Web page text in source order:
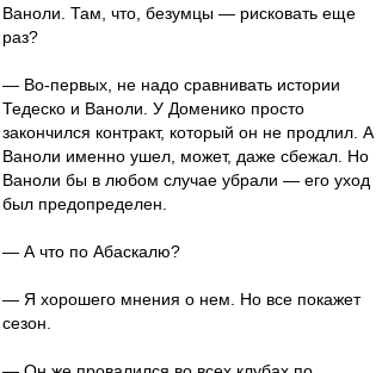
Ваноли. Там, что, безумцы — рисковать еще
раз?
— Во-первых, не надо сравнивать истории
Тедеско и Ваноли. У Доменико просто
закончился контракт, который он не продлил. А
Ваноли именно ушел, может, даже сбежал. Но
Ваноли бы в любом случае убрали — его уход
был предопределен.
— А что по Абаскалю?
— Я хорошего мнения о нем. Но все покажет
сезон.